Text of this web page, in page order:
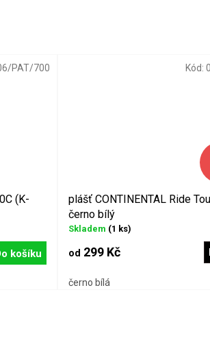
(K-
košíku
PAT/700
plášť CONTINENTAL Ride
černo bílý
Skladem (1 ks)
od 299 Kč
černo bílá
Kód: